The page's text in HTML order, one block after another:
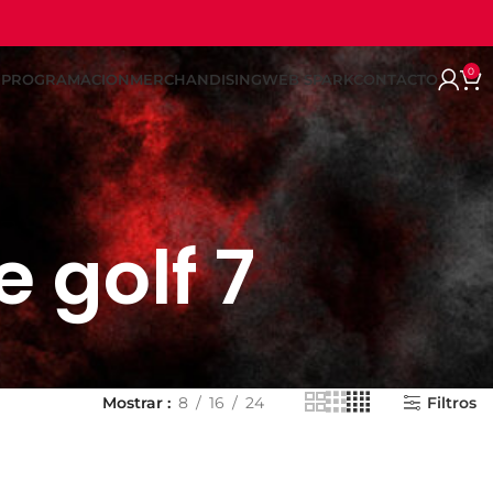
MERCHANDISINGWEB SPARK CONTACTO 0
golf 7
Mostrar 8 16 24 Filtros